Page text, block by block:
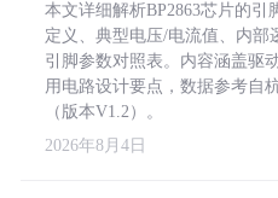
本文详细解析BP2863芯片的引
定义、典型电压/电流值、内部
引脚参数对照表。内容涵盖驱
用电路设计要点，数据参考自
（版本V1.2）。
2026年8月4日